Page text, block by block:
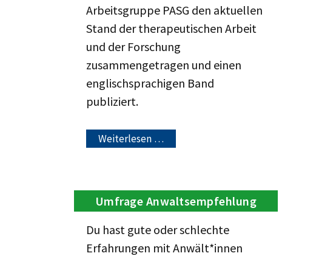
Arbeitsgruppe PASG den aktuellen
Stand der therapeutischen Arbeit
und der Forschung
zusammengetragen und einen
englischsprachigen Band
publiziert.
Weiterlesen …
Umfrage Anwaltsempfehlung
Du hast gute oder schlechte
Erfahrungen mit Anwält*innen